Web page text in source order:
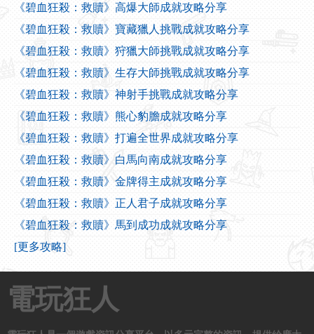
《碧血狂殺：救贖》高爆大師成就攻略分享
《碧血狂殺：救贖》寶藏獵人挑戰成就攻略分享
《碧血狂殺：救贖》狩獵大師挑戰成就攻略分享
《碧血狂殺：救贖》生存大師挑戰成就攻略分享
《碧血狂殺：救贖》神射手挑戰成就攻略分享
《碧血狂殺：救贖》熊心豹膽成就攻略分享
《碧血狂殺：救贖》打遍全世界成就攻略分享
《碧血狂殺：救贖》白馬向南成就攻略分享
《碧血狂殺：救贖》金牌得主成就攻略分享
《碧血狂殺：救贖》正人君子成就攻略分享
《碧血狂殺：救贖》馬到成功成就攻略分享
[更多攻略]
電玩狂人